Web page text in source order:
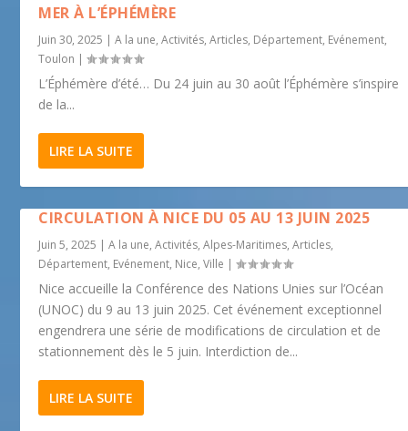
MER À L’ÉPHÉMÈRE
Juin 30, 2025 |A la une,Activités,Articles, Département, Evénement,
Toulon |
L’Éphémère d’été… Du 24 juin au 30 août l’Éphémère s’inspire
de la...
LIRE LA SUITE
CIRCULATION À NICE DU 05 AU 13 JUIN 2025
Juin 5, 2025 |A la une,Activités,Alpes-Maritimes,Articles,
Département, Evénement, Nice,Ville |
Nice accueille la Conférence des Nations Unies sur l’Océan
(UNOC) du 9 au 13 juin 2025. Cet événement exceptionnel
engendrera une série de modifications de circulation et de
stationnement dès le 5 juin. Interdiction de...
LIRE LA SUITE